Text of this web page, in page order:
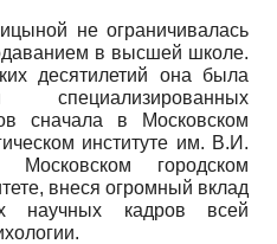
не ограничивалась
в высшей школе.
десятилетий она была
сначала в Московском
институте им. В.И.
городском
внеся огромный вклад
научных кадров всей